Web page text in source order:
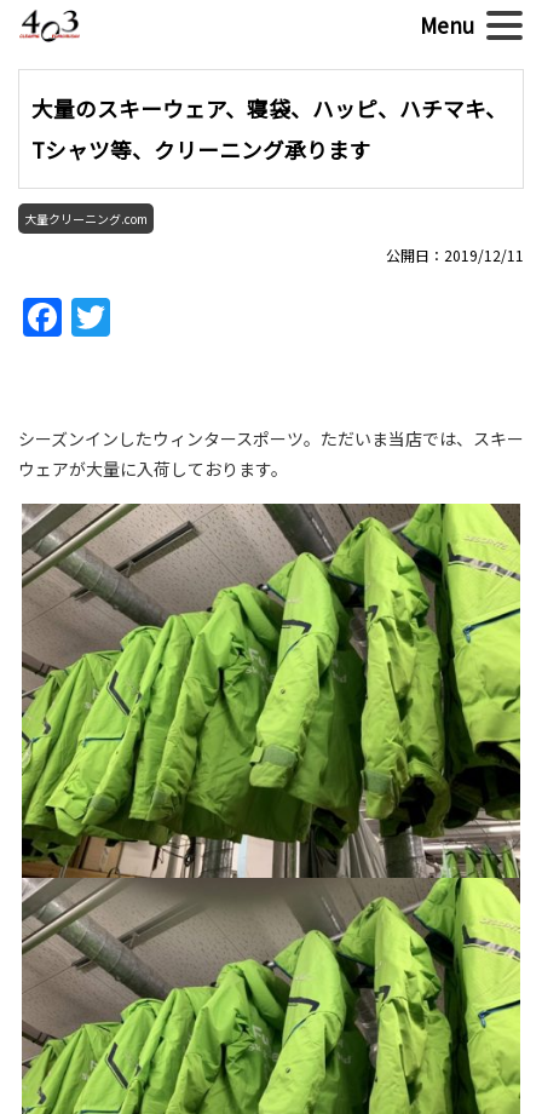
大量のスキーウェア、寝袋、ハッピ、ハチマキ、
Tシャツ等、クリーニング承ります
大量クリーニング.com
公開日：2019/12/11
Facebook
シーズンインしたウィンタースポーツ。ただいま当店では、スキー
ウェアが大量に入荷しております。